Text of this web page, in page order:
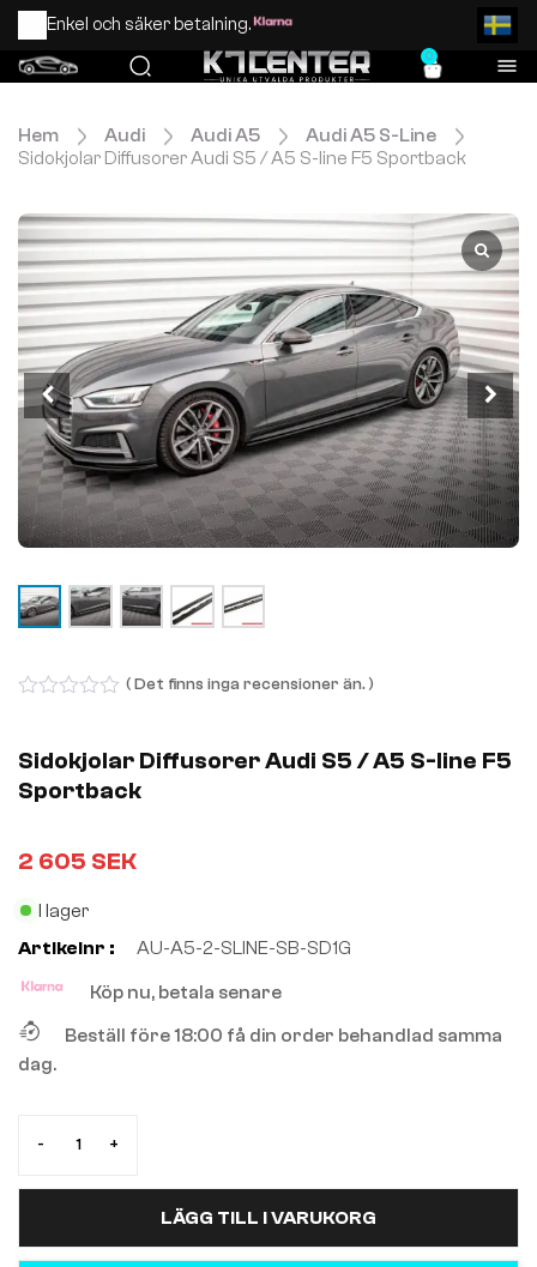
Enkel och säker betalning.
0
Hem Audi Audi A5
Audi A5 S-Line
Sidokjolar Diffusorer Audi S5 / A5 S-line F5 Sportback
of
5
( Det finns inga recensioner än. )
Sidokjolar Diffusorer Audi S5 / A5 S-line F5
Sportback
2 605 SEK
I lager
Artikelnr :
AU-A5-2-SLINE-SB-SD1G
Köp nu, betala senare
Beställ före 18:00 få din order behandlad samma
dag.
- +
LÄGG TILL I VARUKORG